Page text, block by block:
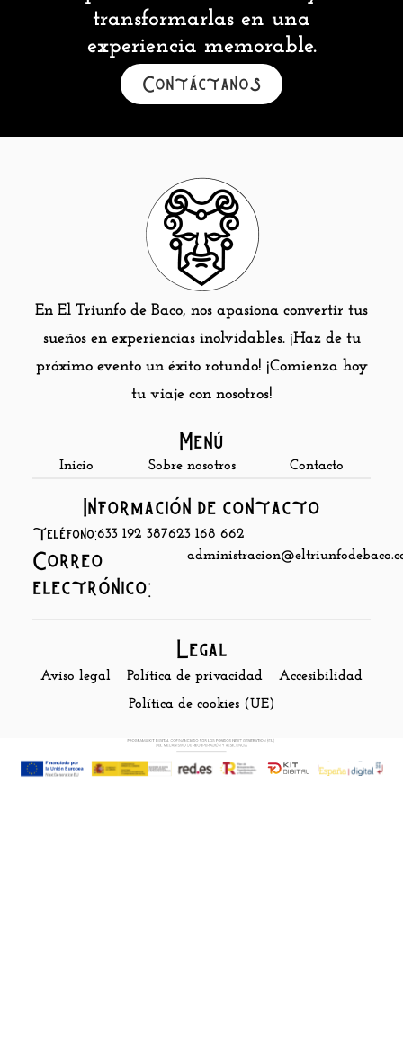
transformarlas en una
experiencia memorable.
Contáctanos
En El Triunfo de Baco, nos apasiona convertir tus
sueños en experiencias inolvidables. ¡Haz de tu
próximo evento un éxito rotundo! ¡Comienza hoy
tu viaje con nosotros!
Menú
Inicio Sobre nosotros Contacto
Información de contacto
Teléfono:633 192 387623 168 662
Correo
electrónico:
Legal
Aviso legal Política de privacidad
Accesibilidad
Política de cookies (UE)